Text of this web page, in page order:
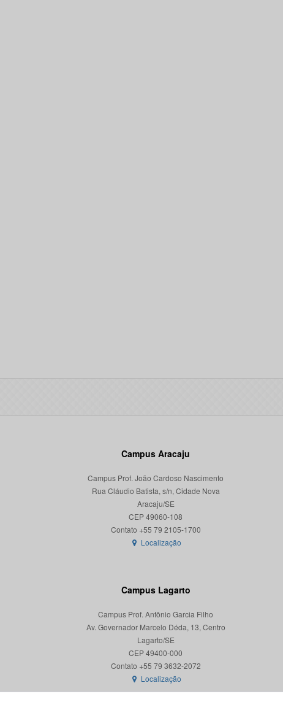
Campus Aracaju
Campus Prof. João Cardoso Nascimento
Rua Cláudio Batista, s/n, Cidade Nova
Aracaju/SE
CEP 49060-108
Localização
Campus Lagarto
Campus Prof. Antônio Garcia Filho
Av. Governador Marcelo Déda, 13, Centro
Lagarto/SE
CEP 49400-000
Localização